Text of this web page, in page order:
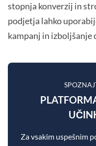
stopnja konverzij in
podjetja lahko
kampanj in izboljšanje
Za vsakim uspešnim